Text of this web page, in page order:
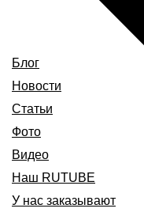
Блог
Новости
Статьи
Фото
Видео
Наш RUTUBE
У нас заказывают